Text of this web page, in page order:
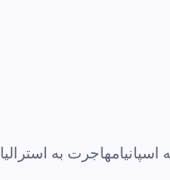
مهاجرت به استرالیا